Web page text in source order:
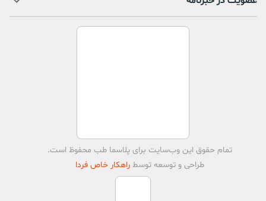
تمام حقوق اين وب‌سايت برایپلاسما طب محفوظ است.
طراحی و توسعه توسط راهکار خاص فردا